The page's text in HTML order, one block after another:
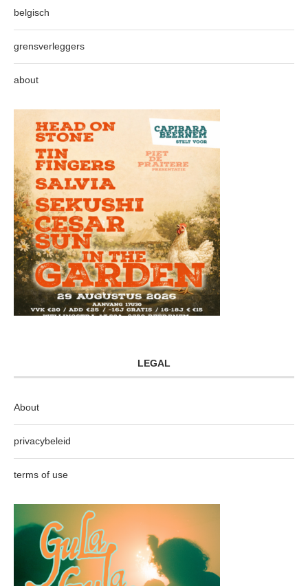
belgisch
grensverleggers
about
LEGAL
About
privacybeleid
terms of use